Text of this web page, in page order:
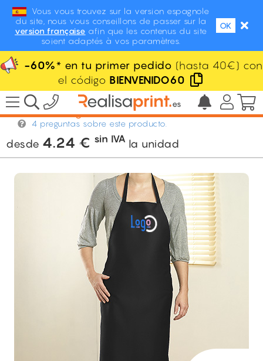
Vous vous trouvez sur la version espagnole
du site, nous vous conseillons de passer sur la
version française afin que les contenus du site
soient adaptés à vos paramètres.
OK
-60%* en tu primer pedido (hasta 40€) con
el código BIENVENIDO60
/ Ropa personalizada / Delantales
/
Delantal Glasgow
4 preguntas sobre este producto.
desde 4.24 € sin IVA la unidad